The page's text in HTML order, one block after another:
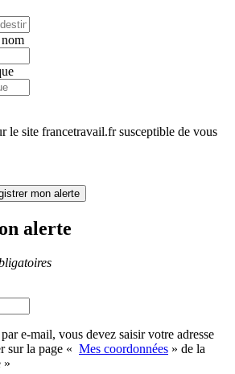
le site francetravail.fr susceptible de vous
mon alerte
alerte
e-mail, vous devez saisir votre adresse
sur la page « Mes coordonnées » de la
»